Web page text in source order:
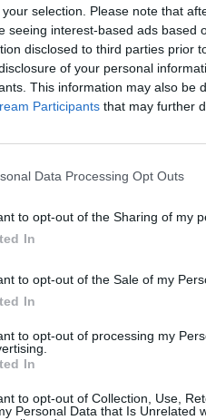
selection. Please note that
seeing interest-based ads based
disclosed to third parties prior
of your personal
This information may also be
Participants that may further
Data Processing Opt Outs
to opt-out of the Sharing of my
In
to opt-out of the Sale of my
In
to opt-out of processing my
In
to opt-out of Collection, Use,
Personal Data that Is Unrelated